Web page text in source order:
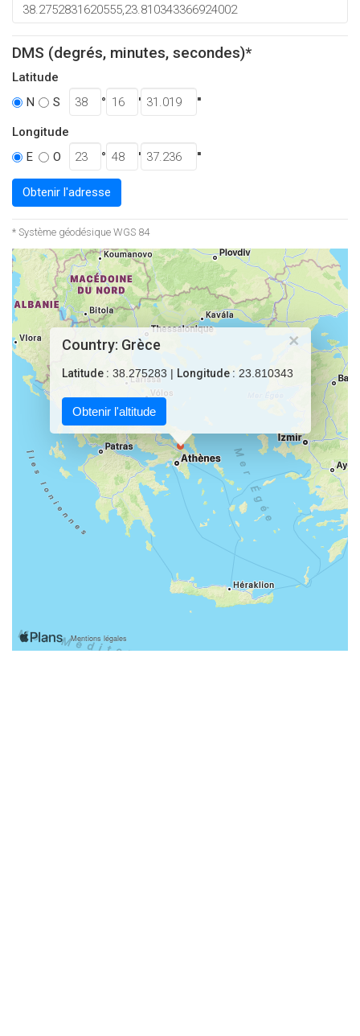
DMS (degrés, minutes, secondes)*
Latitude
N
S ° ' ''
Longitude
E
O ° ' ''
Obtenir l'adresse
* Système géodésique WGS 84
×
Country: Grèce
Latitude : 38.275283 | Longitude : 23.810343
Obtenir l'altitude